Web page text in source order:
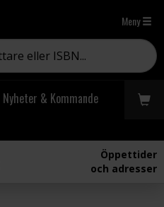
Meny
Nyheter & Kommande
Öppettider
och adresser